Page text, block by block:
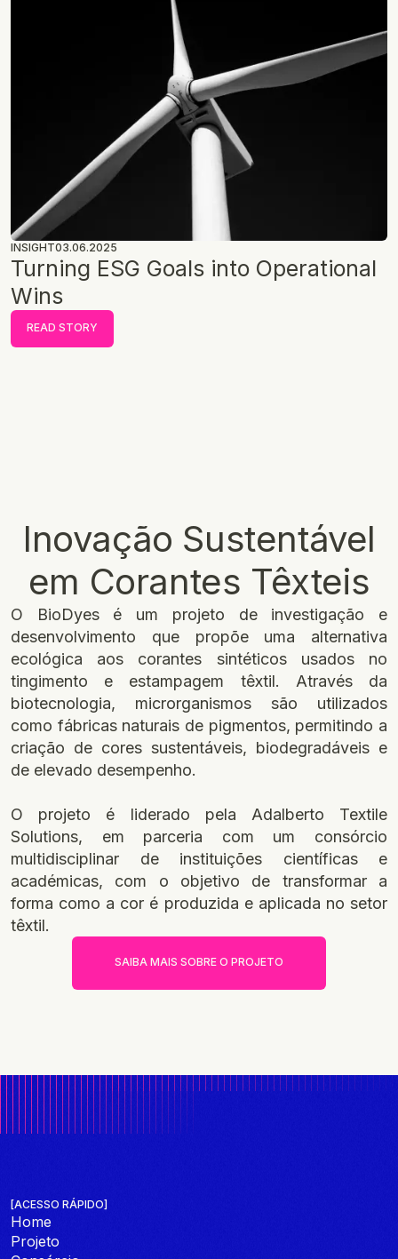
INSIGHT03.06.2025
Turning ESG Goals into Operational
Wins
READ STORY
Inovação Sustentável
em Corantes Têxteis
O BioDyes é um projeto de investigação e
desenvolvimento que propõe uma alternativa
ecológica aos corantes sintéticos usados no
tingimento e estampagem têxtil. Através da
biotecnologia, microrganismos são utilizados
como fábricas naturais de pigmentos, permitindo a
criação de cores sustentáveis, biodegradáveis e
de elevado desempenho.
O projeto é liderado pela Adalberto Textile
Solutions, em parceria com um consórcio
multidisciplinar de instituições científicas e
académicas, com o objetivo de transformar a
forma como a cor é produzida e aplicada no setor
têxtil.
SAIBA MAIS SOBRE O PROJETO
[ACESSO RÁPIDO]
Home
Projeto